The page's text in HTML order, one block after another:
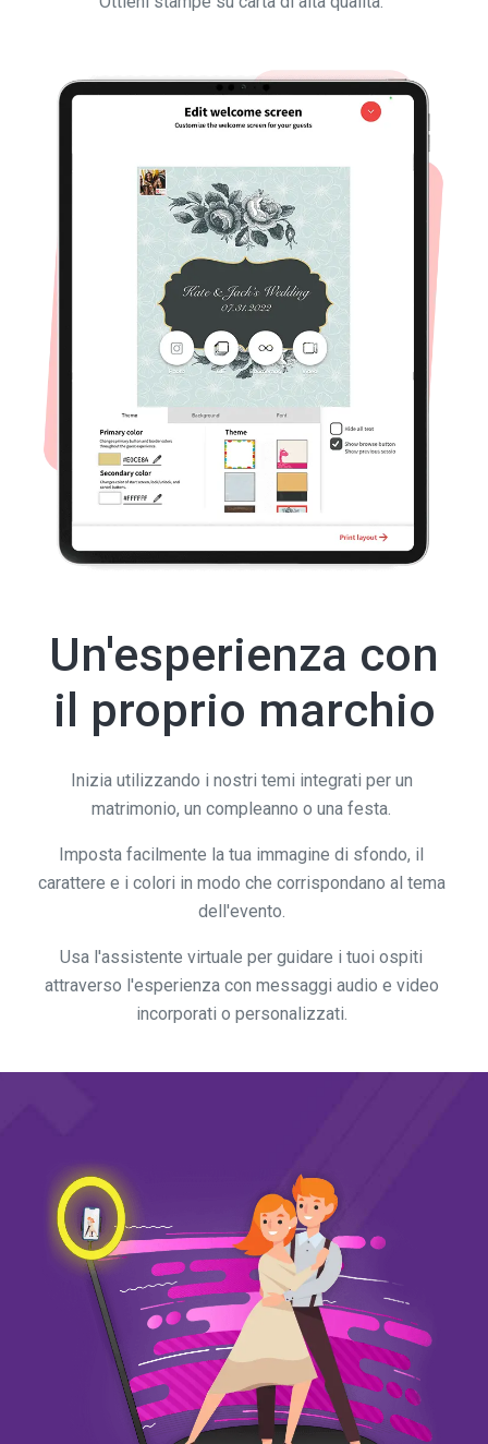
Un'esperienza con
il proprio marchio
Inizia utilizzando i nostri temi integrati per un
matrimonio, un compleanno o una festa.
Imposta facilmente la tua immagine di sfondo, il
carattere e i colori in modo che corrispondano al tema
dell'evento.
Usa l'assistente virtuale per guidare i tuoi ospiti
attraverso l'esperienza con messaggi audio e video
incorporati o personalizzati.